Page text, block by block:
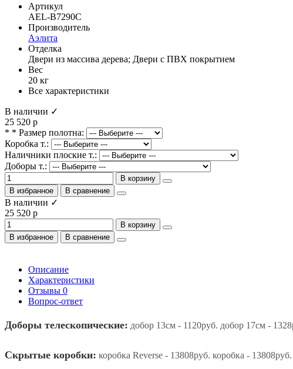
Артикул
AEL-B7290C
Производитель
Аэлита
Отделка
Двери из массива дерева; Двери с ПВХ покрытием
Вес
20 кг
Все характеристики
В наличии ✓
25 520 р
* * Размер полотна:
Коробка т.:
Наличники плоские т.:
Доборы т.:
В корзину
В избранное
В сравнение
В наличии ✓
25 520 р
В корзину
В избранное
В сравнение
Описание
Характеристики
Отзывы 0
Вопрос-ответ
Доборы телескопические: добор 13см - 1120руб. добор 17см -
Скрытые коробки: коробка Reverse - 13808руб. коробка - 13808руб.